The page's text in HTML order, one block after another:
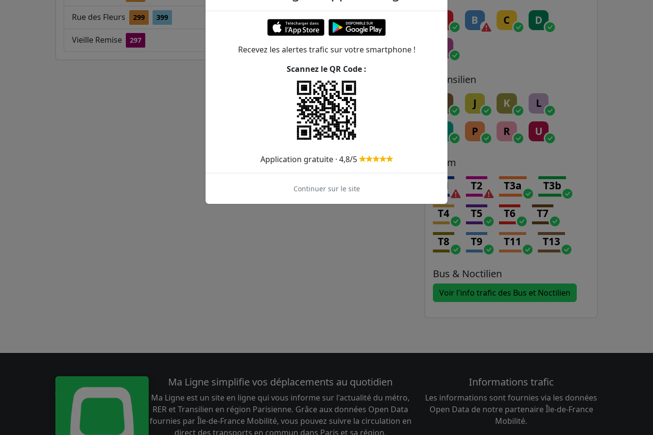
Rue des Fleurs 299 399
Vieille Remise 297 963m
B C D
Transilien
J K L
P R U
Tram
T1 T2 T3a T3b
T4 T5 T6 T7
T8 T9 T11 T13
Bus & Noctilien
Voir l'info trafic des Bus et Noctilien
Ma Ligne simplifie vos déplacements au quotidien
Ma Ligne est un site en ligne qui vous informe sur l'actualité du métro,
RER et Transilien en région Parisienne. Grâce aux données Open Data
fournies par Île-de-France Mobilité, vous pouvez suivre la circulation en
direct des transports en commun dans Paris et sa région.
Informations trafic
Les informations sont fournies via les données
Open Data de notre partenaire Île-de-France
Mobilité.
Recevez les alertes trafic sur votre smartphone !
Scannez le QR Code :
Application gratuite · 4,8/5
Continuer sur le site